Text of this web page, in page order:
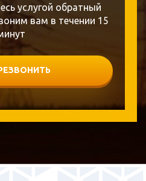
услугой обратный
вам в течении 15